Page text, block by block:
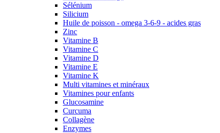
Sélénium
Silicium
Huile de poisson - omega 3-6-9 - acides gras
Zinc
Vitamine B
Vitamine C
Vitamine D
Vitamine E
Vitamine K
Multi vitamines et minéraux
Vitamines pour enfants
Glucosamine
Curcuma
Collagène
Enzymes